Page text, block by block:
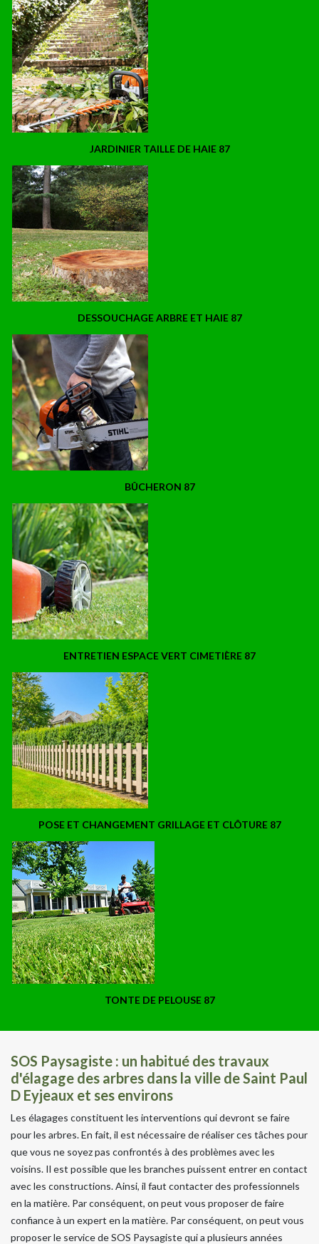
JARDINIER TAILLE DE HAIE 87
DESSOUCHAGE ARBRE ET HAIE 87
BÛCHERON 87
ENTRETIEN ESPACE VERT CIMETIÈRE 87
POSE ET CHANGEMENT GRILLAGE ET CLÔTURE 87
TONTE DE PELOUSE 87
SOS Paysagiste : un habitué des travaux
d'élagage des arbres dans la ville de Saint Paul
D Eyjeaux et ses environs
Les élagages constituent les interventions qui devront se faire
pour les arbres. En fait, il est nécessaire de réaliser ces tâches pour
que vous ne soyez pas confrontés à des problèmes avec les
voisins. Il est possible que les branches puissent entrer en contact
avec les constructions. Ainsi, il faut contacter des professionnels
en la matière. Par conséquent, on peut vous proposer de faire
confiance à un expert en la matière. Par conséquent, on peut vous
proposer le service de SOS Paysagiste qui a plusieurs années